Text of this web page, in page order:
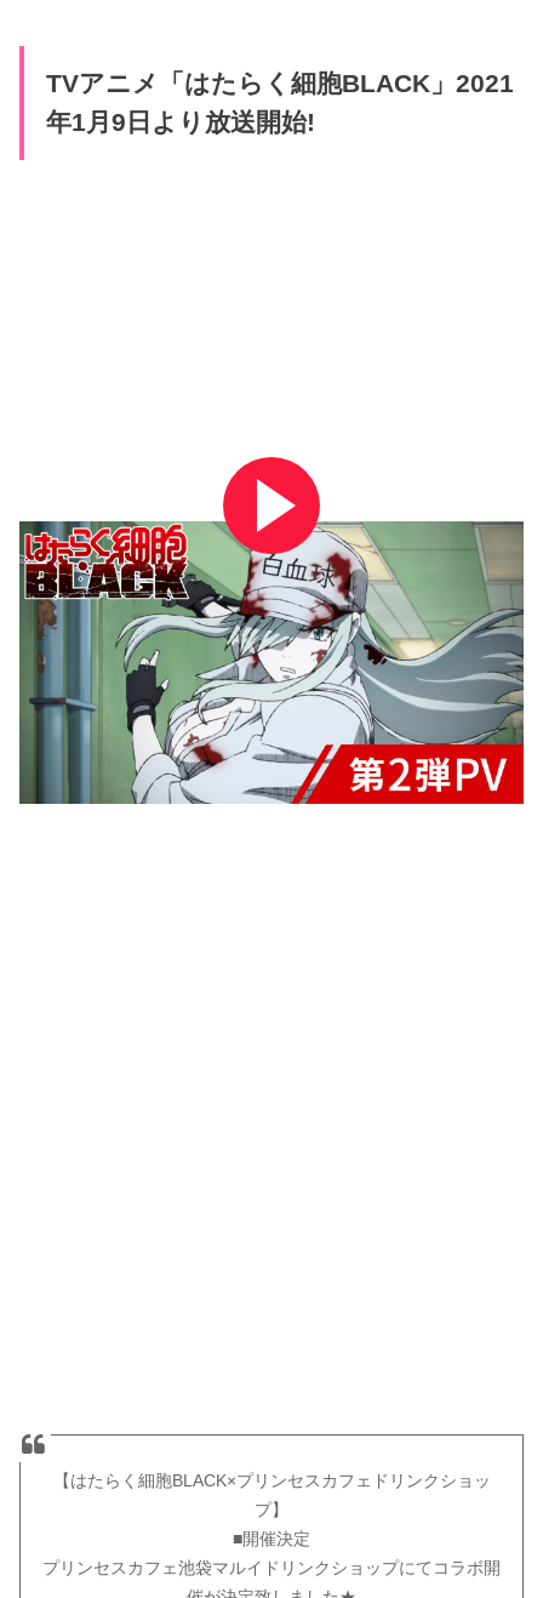
TVアニメ「はたらく細胞BLACK」2021
年1月9日より放送開始!
【はたらく細胞BLACK×プリンセスカフェドリンクショッ
プ】
■開催決定
プリンセスカフェ池袋マルイドリンクショップにてコラボ開